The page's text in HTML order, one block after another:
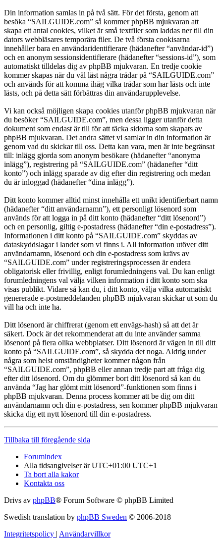
Din information samlas in på två sätt. För det första, genom att
besöka “SAILGUIDE.com” så kommer phpBB mjukvaran att
skapa ett antal cookies, vilket är små textfiler som laddas ner till din
dators webbläsares temporära filer. De två första cookisarna
innehåller bara en användaridentifierare (hädanefter “användar-id”)
och en anonym sessionsidentifierare (hädanefter “sessions-id”), som
automatiskt tilldelas dig av phpBB mjukvaran. En tredje cookie
kommer skapas när du väl läst några trådar på “SAILGUIDE.com”
och används för att komma ihåg vilka trådar som har lästs och inte
lästs, och på detta sätt förbättras din användarupplevelse.
Vi kan också möjligen skapa cookies utanför phpBB mjukvaran när
du besöker “SAILGUIDE.com”, men dessa ligger utanför detta
dokument som endast är till för att täcka sidorna som skapats av
phpBB mjukvaran. Det andra sättet vi samlar in din information är
genom vad du skickar till oss. Detta kan vara, men är inte begränsat
till: inlägg gjorda som anonym besökare (hädanefter “anonyma
inlägg”), registrering på “SAILGUIDE.com” (hädanefter “ditt
konto”) och inlägg sparade av dig efter din registrering och medan
du är inloggad (hädanefter “dina inlägg”).
Ditt konto kommer alltid minst innehålla ett unikt identifierbart namn
(hädanefter “ditt användarnamn”), ett personligt lösenord som
används för att logga in på ditt konto (hädanefter “ditt lösenord”)
och en personlig, giltig e-postadress (hädanefter “din e-postadress”).
Informationen i ditt konto på “SAILGUIDE.com” skyddas av
dataskyddslagar i landet som vi finns i. All information utöver ditt
användarnamn, lösenord och din e-postadress som krävs av
“SAILGUIDE.com” under registreringsprocessen är endera
obligatorisk eller frivillig, enligt forumledningens val. Du kan enligt
forumledningens val välja vilken information i ditt konto som ska
visas publikt. Vidare så kan du, i ditt konto, välja vilka automatiskt
genererade e-postmeddelanden phpBB mjukvaran skickar ut som du
vill ha och inte ha.
Ditt lösenord är chiffrerat (genom ett envägs-hash) så att det är
säkert. Dock är det rekommenderat att du inte använder samma
lösenord på flera olika webbplatser. Ditt lösenord är vägen in till ditt
konto på “SAILGUIDE.com”, så skydda det noga. Aldrig under
några som helst omständigheter kommer någon från
“SAILGUIDE.com”, phpBB eller annan tredje part att fråga dig
efter ditt lösenord. Om du glömmer bort ditt lösenord så kan du
använda “Jag har glömt mitt lösenord”-funktionen som finns i
phpBB mjukvaran. Denna process kommer att be dig om ditt
användarnamn och din e-postadress, sen kommer phpBB mjukvaran
skicka dig ett nytt lösenord till din e-postadress.
Tillbaka till föregående sida
Forumindex
Alla tidsangivelser är UTC+01:00 UTC+1
Ta bort alla kakor
Kontakta oss
Drivs av phpBB® Forum Software © phpBB Limited
Swedish translation by phpBB Sweden © 2006-2018
Integritetspolicy | Användarvillkor